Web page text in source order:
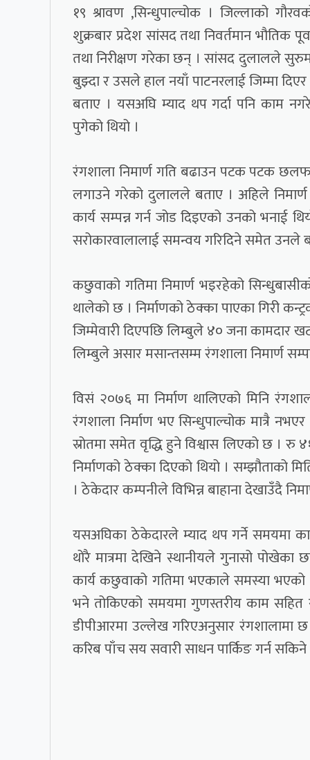
१९ श्रावण ,सिन्धुपाल्चोक । जिल्लाको
शुक्रबार प्रदेश सांसद तथा निवर्तमान भौतिक
तथा निरीक्षण गरेका छन् । सांसद दुलालले
बुझ्दा र उसले हाल नयाँ पाटनरलाई जिम्मा
बताए । यसअघि म्याद थप गर्दा पनि काम
पुगेको थियो ।
रंगशाला निमार्ण गति बढाउन पटक पटक
लगाउने गरेको दुलालले बताए । अहिले
कार्य सम्पन्न गर्न जोड दिइएको उनको भनाई
सरोकारवालालाई समन्वय गरिदिने समेत उनले
कछुवाको गतिमा निमार्ण भइरहेको
थालेको छ । निर्माणको ठेक्का पाएका गिरी
जिम्मेवारी दिएपछि लिम्बुले ४० जना कामदार
लिम्बुले असार मसान्तसम्म रंगशाला निमार्ण
विसं २०७६ मा निर्माण थालिएको मिनि
रंगशाला निर्माण भए सिन्धुपाल्चोक मात्रै
स्रोतमा समेत वृद्धि हुने विश्वास लिएको छ । रु
निर्माणको ठेक्का दिएको थियो । सम्झौताको
। ठेकेदार कम्पनीले विभिन्न बाहाना देखाउँदै
यसअघिका ठेकेदारले म्याद थप गर्ने समयमा
थोरै मात्रमा देखिने स्थानीयले गुनासो पोखेका
कार्य कछुवाको गतिमा भएकाले समस्या
भने तोकिएको समयमा गुणस्तरीय काम सहित
डीपीआरमा उल्लेख गरिएअनुसार रंगशालामा छ
करिब पाँच सय सवारी साधन पार्किङ गर्न सकिने